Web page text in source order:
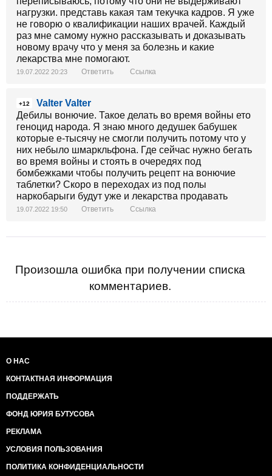
нагрузки. представь какая там текучка кадров. Я уже
не говорю о квалификации наших врачей. Каждый
раз мне самому нужно рассказывать и доказывать
новому врачу что у меня за болезнь и какие
лекарства мне помогают.
19.07.2022 20:23 Ответить Ссылка
+12
Valter Valter
Дебилы вонючие. Такое делать во время войны ето
геноцид народа. Я знаю много дедушек бабушек
которые е-тысячу не смогли получить потому что у
них небыло шмаркльфона. Где сейчас нужно бегать
во время войны и стоять в очередях под
бомбежками чтобы получить рецепт на вонючие
таблетки? Скоро в переходах из под полы
наркобарыги будут уже и лекарства продавать
19.07.2022 19:50 Ответить Ссылка
Произошла ошибка при получении списка
комментариев.
О НАС
КОНТАКТНАЯ ИНФОРМАЦИЯ
ПОДДЕРЖАТЬ
ФОНД ЮРИЯ БУТУСОВА
РЕКЛАМА
УСЛОВИЯ ПОЛЬЗОВАНИЯ
ПОЛИТИКА КОНФИДЕНЦИАЛЬНОСТИ